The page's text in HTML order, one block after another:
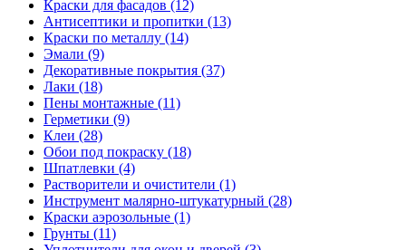
Краски для фасадов (12)
Антисептики и пропитки (13)
Краски по металлу (14)
Эмали (9)
Декоративные покрытия (37)
Лаки (18)
Пены монтажные (11)
Герметики (9)
Клеи (28)
Обои под покраску (18)
Шпатлевки (4)
Растворители и очистители (1)
Инструмент малярно-штукатурный (28)
Краски аэрозольные (1)
Грунты (11)